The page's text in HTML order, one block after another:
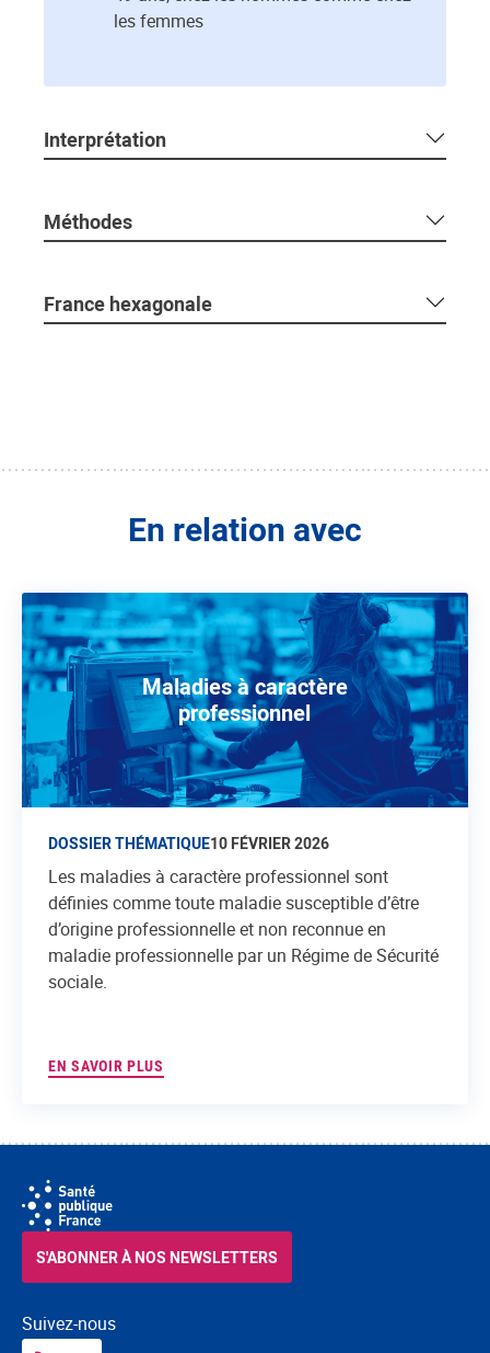
les femmes
Interprétation
Méthodes
France hexagonale
En relation avec
Maladies à caractère
professionnel
DOSSIER THÉMATIQUE10 FÉVRIER 2026
Les maladies à caractère professionnel sont
définies comme toute maladie susceptible d’être
d’origine professionnelle et non reconnue en
maladie professionnelle par un Régime de Sécurité
sociale.
EN SAVOIR PLUS
Suivez-nous
S'ABONNER À NOS NEWSLETTERS